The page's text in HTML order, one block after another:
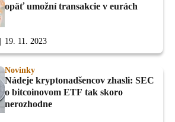
opäť umožní transakcie v eurách
19. 11. 2023
Novinky
Nádeje kryptonadšencov zhasli: SEC
o bitcoinovom ETF tak skoro
nerozhodne